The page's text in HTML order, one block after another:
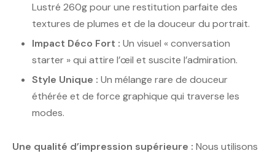
Lustré 260g pour une restitution parfaite des
textures de plumes et de la douceur du portrait.
Impact Déco Fort : Un visuel « conversation
starter » qui attire l’œil et suscite l’admiration.
Style Unique : Un mélange rare de douceur
éthérée et de force graphique qui traverse les
modes.
Une qualité d’impression supérieure : Nous utilisons